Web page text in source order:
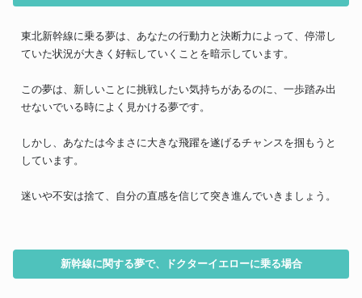
東北新幹線に乗る夢は、あなたの行動力と決断力によって、停滞し
ていた状況が大きく好転していくことを暗示しています。
この夢は、新しいことに挑戦したい気持ちがあるのに、一歩踏み出
せないでいる時によく見かける夢です。
しかし、あなたは今まさに大きな飛躍を遂げるチャンスを掴もうと
しています。
迷いや不安は捨て、自分の直感を信じて突き進んでいきましょう。
新幹線に関する夢で、ドクターイエローに乗る場合